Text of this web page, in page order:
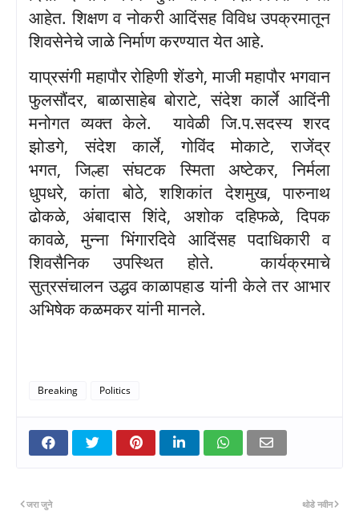
आहेत.शिक्षण व नोकरी आदिंसह विविध उपक्रमातून
शिवसेनेचे जाळे निर्माण करण्यात येत आहे.
याप्रसंगी महापौर रोहिणी शेंडगे,माजी महापौर भगवान
फुलसौंदर,बाळासाहेब बोराटे,संदेश कार्ले आदिंनी
मनोगत व्यक्त केले.यावेळी जि.प.सदस्य शरद
झोडगे,संदेश कार्ले,गोविंद मोकाटे,राजेंद्र
भगत,जिल्हा संघटक स्मिता अष्टेकर,निर्मला
धुपधरे,कांता बोठे,शशिकांत देशमुख,पारुनाथ
ढोकळे, अंबादास शिंदे, अशोक दहिफळे,दिपक
कावळे,मुन्ना भिंगारदिवे आदिंसह पदाधिकारी व
शिवसैनिक उपस्थित होते.कार्यक्रमाचे
सुत्रसंचालन उद्धव काळापहाड यांनी केले तर आभार
अभिषेक कळमकर यांनी मानले.
Breaking Politics
थोडे नवीन
जरा जुने